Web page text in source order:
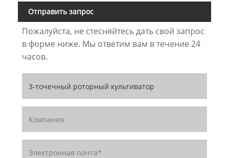
Отправить запрос
Пожалуйста, не стесняйтесь дать свой запрос
в форме ниже. Мы ответим вам в течение 24
часов.